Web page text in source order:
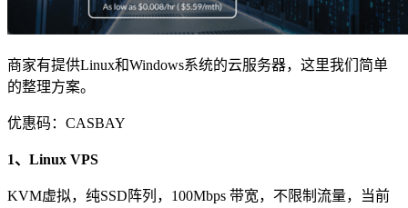
商家有提供Linux和Windows系统的云服务器，这里我们简单
的整理方案。
优惠码： CASBAY
1、Linux VPS
KVM虚拟，纯SSD阵列，100Mbps 带宽，不限制流量，当前